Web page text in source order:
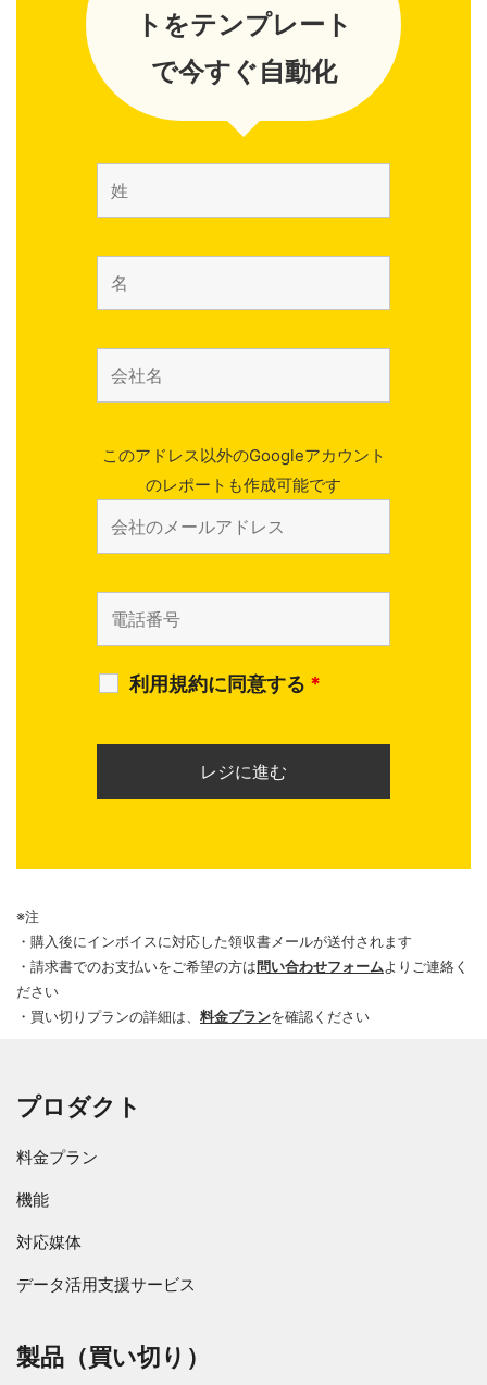
トをテンプレート
で今すぐ自動化
このアドレス以外のGoogleアカウント
のレポートも作成可能です
利用規約に同意する *
※注
・購入後にインボイスに対応した領収書メールが送付されます
・請求書でのお支払いをご希望の方は問い合わせフォームよりご連絡く
ださい
・買い切りプランの詳細は、 料金プランを確認ください
プロダクト
料金プラン
機能
対応媒体
データ活用支援サービス
製品（買い切り）